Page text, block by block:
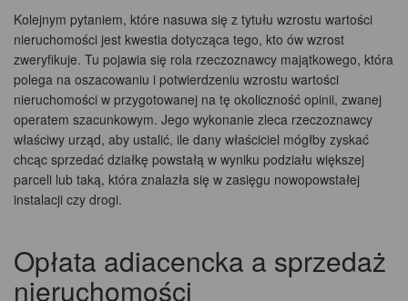
Kolejnym pytaniem, które nasuwa się z tytułu wzrostu wartości
nieruchomości jest kwestia dotycząca tego, kto ów wzrost
zweryfikuje. Tu pojawia się rola rzeczoznawcy majątkowego, która
polega na oszacowaniu i potwierdzeniu wzrostu wartości
nieruchomości w przygotowanej na tę okoliczność opinii, zwanej
operatem szacunkowym. Jego wykonanie zleca rzeczoznawcy
właściwy urząd, aby ustalić, ile dany właściciel mógłby zyskać
chcąc sprzedać działkę powstałą w wyniku podziału większej
parceli lub taką, która znalazła się w zasięgu nowopowstałej
instalacji czy drogi.
Opłata adiacencka a sprzedaż
nieruchomości